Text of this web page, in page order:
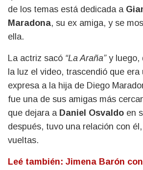
de los temas está dedicada a
Maradona, su ex amiga, y se
ella.
La actriz sacó “La Araña”y luego,
la luz el video, trascendió que
expresa a la hija de Diego
fue una de sus amigas más
que dejara a Daniel Osvaldo en
después, tuvo una relación con
vueltas.
Leé también: Jimena Barón